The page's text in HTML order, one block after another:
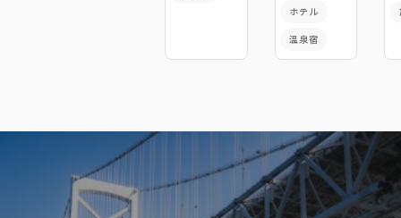
ートイン
ター-
ホテル
温泉宿